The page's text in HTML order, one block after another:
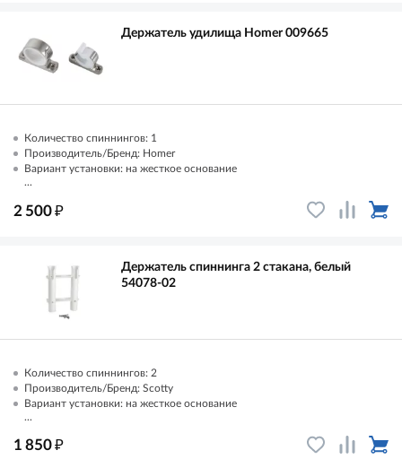
Держатель удилища Homer 009665
Количество спиннингов: 1
Производитель/Бренд: Homer
Вариант установки: на жесткое основание
...
2 500₽
Держатель спиннинга 2 стакана, белый
54078-02
Количество спиннингов: 2
Производитель/Бренд: Scotty
Вариант установки: на жесткое основание
...
1 850₽